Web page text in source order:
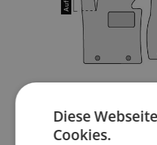
Diese
Cookies.